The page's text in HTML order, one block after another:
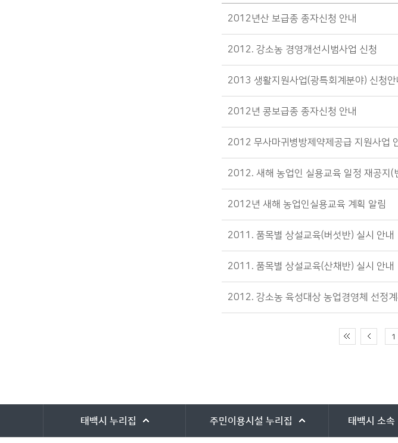
알림마당>공지사항 목록 - 제목, 작성자, 파일, 작성일, 조회수정보 제공
2012년산 보급종 종자신청 안내
2012. 강소농 경영개선시범사업 신청
2013 생활지원사업(광특회계분야) 신청안
2012년 콩보급종 종자신청 안내
2012 무사마귀병방제약제공급 지원사업
2012. 새해 농업인 실용교육 일정 재공지(
2012년 새해 농업인실용교육 계획 알림
2011. 품목별 상설교육(버섯반) 실시 안내
2011. 품목별 상설교육(산채반) 실시 안내
2012. 강소농 육성대상 농업경영체 선정
1
바로가기 서비스
태백시 누리집 주민이용시설 누리집 태백시 소